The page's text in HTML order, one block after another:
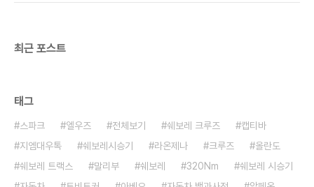
최근 포스트
태그
스파크 엘우즈 전체보기 쉐보레 크루즈
캡티바
지엠대우톡
쉐보레시승기 라온제나 크루즈
올란도
쉐보레 트랙스
말리부 쉐보레 320Nm
쉐보레 시승기